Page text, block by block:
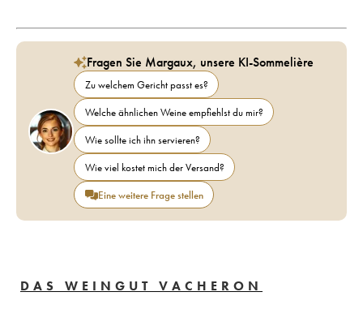
Fragen Sie Margaux, unsere KI-Sommelière
Zu welchem Gericht passt es?
Welche ähnlichen Weine empfiehlst du mir?
Wie sollte ich ihn servieren?
Wie viel kostet mich der Versand?
Eine weitere Frage stellen
DAS WEINGUT VACHERON